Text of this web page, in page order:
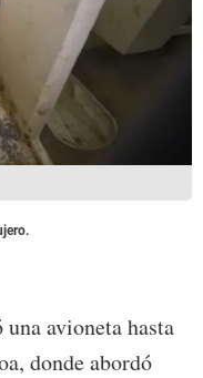
avioneta hasta
donde abordó